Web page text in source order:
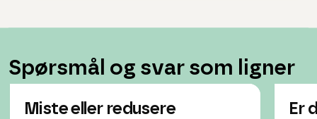
Spørsmål og svar som ligner
Miste eller redusere
Er